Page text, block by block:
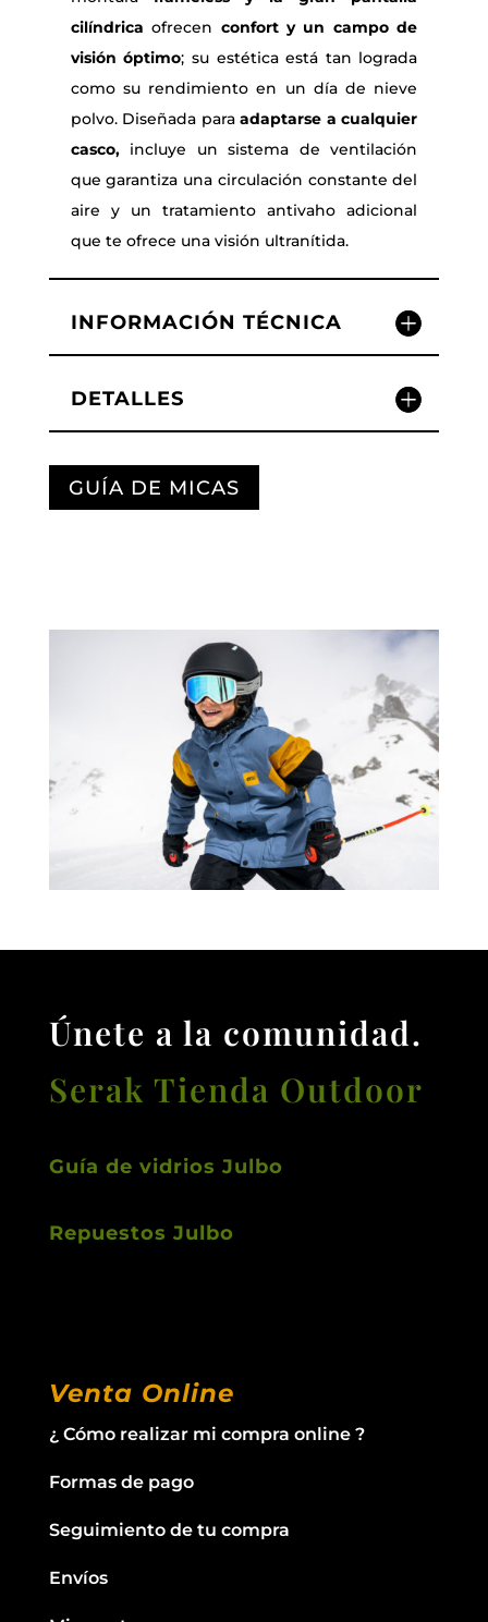
cilíndrica ofrecen confort y un campo de
visión óptimo; su estética está tan lograda
como su rendimiento en un día de nieve
polvo. Diseñada paraadaptarse a cualquier
casco,incluye un sistema de ventilación
que garantiza una circulación constante del
aire y un tratamiento antivaho adicional
que te ofrece una visión ultranítida.
INFORMACIÓN TÉCNICA
DETALLES
GUÍA DE MICAS
Únete a la comunidad.
Serak Tienda Outdoor
Guía de vidrios Julbo
Repuestos Julbo
Venta Online
¿ Cómo realizar mi compra online ?
Formas de pago
Seguimiento de tu compra
Envíos